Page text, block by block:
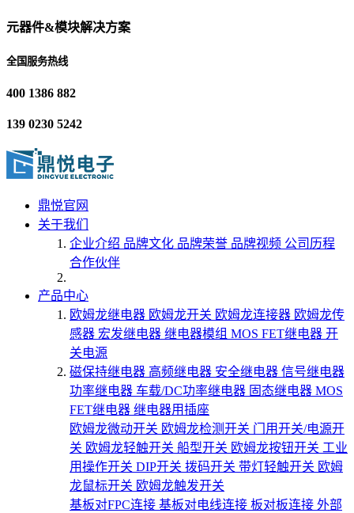
元器件&模块解决方案
全国服务热线
400 1386 882
139 0230 5242
鼎悦官网
关于我们
企业介绍 品牌文化 品牌荣誉 品牌视频 公司历程
合作伙伴
产品中心
欧姆龙继电器 欧姆龙开关 欧姆龙连接器 欧姆龙传
感器 宏发继电器 继电器模组 MOS FET继电器 开
关电源
磁保持继电器 高频继电器 安全继电器 信号继电器
功率继电器 车载/DC功率继电器 固态继电器 MOS
FET继电器 继电器用插座
欧姆龙微动开关 欧姆龙检测开关 门用开关/电源开
关 欧姆龙轻触开关 船型开关 欧姆龙按钮开关 工业
用操作开关 DIP开关 拨码开关 带灯轻触开关 欧姆
龙鼠标开关 欧姆龙触发开关
基板对FPC连接 基板对电线连接 板对板连接 外部